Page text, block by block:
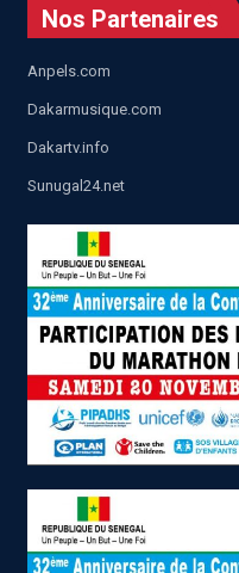
Nos Partenaires
Anpels.com
Dakarmusique.com
Dakartv.info
Sunugal24.net